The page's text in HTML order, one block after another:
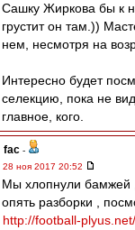
Сашку Жиркова бы к
грустит он там.))
нем, несмотря на
Интересно будет
селекцию, пока не
главное, кого.
fac -
28 ноя 2017 20:52
Мы хлопнули бамжей
опять разборки ,
http://football-